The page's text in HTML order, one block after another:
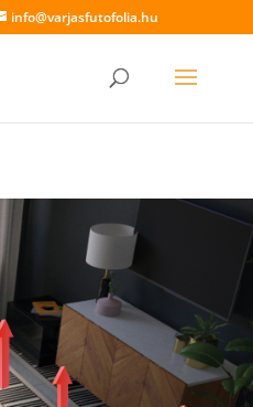
info@varjasfutofolia.hu